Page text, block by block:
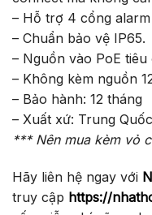
– Hỗ trợ 4 cổng
– Chuẩn bảo vệ IP65.
– Nguồn vào PoE tiêu
– Không kèm nguồn
– Bảo hành: 12 tháng
– Xuất xứ: Trung Quốc
*** Nên mua kèm vỏ
Hãy liên hệ ngay với
truy cập https://